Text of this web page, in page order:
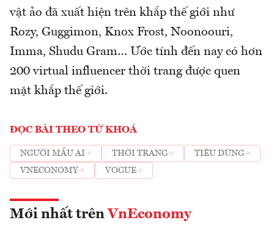
vật ảo đã xuất hiện trên khắp thế giới như
Rozy, Guggimon, Knox Frost, Noonoouri,
Imma, Shudu Gram… Ước tính đến nay có hơn
200 virtual influencer thời trang được quen
mặt khắp thế giới.
ĐỌC BÀI THEO TỪ KHOÁ
NGƯỜI MẪU AI THỜI TRANG
TIÊU DÙNG
VNECONOMY
VOGUE
Mới nhất trên VnEconomy